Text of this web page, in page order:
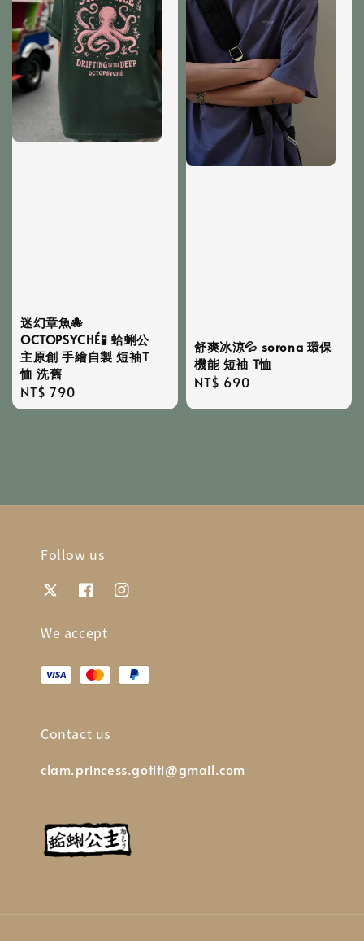
迷幻章魚🐙
OCTOPSYCHÉ🧪 蛤蜊公
主原創 手繪自製 短袖T
恤 洗舊
Regular
price
NT$ 790
舒爽冰涼💦 sorona 環保
機能 短袖 T恤
Regular
NT$ 690
Follow us
We accept
Contact us
clam.princess.gotiti@gmail.com